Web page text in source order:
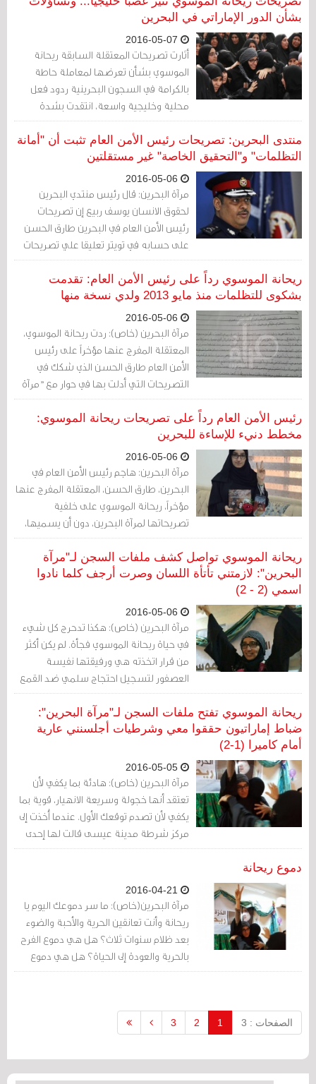
بشأن الدور الإماراتي في البحرين
أثارت تصريحات المعتقلة السابقة ريحانة
الموسوي بشأن تعرضها لمعاملة حاطة
بالكرامة في السجون البحرينية ردود فعل
محلية وخليجية واسعة، انتقدت بشدة
ممارسات أجهزة الأمن، فيما ركزت تعليقات
أخرى على دور ضباط إماراتيين في التحقيق
معها.
منتدى البحرين: تصريحات رئيس الأمن العام تثبت أن "أمانة
التظلمات" و"التحقيق الخاصة" غير مستقلتين
مرآة البحرين: قال رئيس منتدي البحرين
لحقوق الانسان يوسف ربيع إن تصريحات
رئيس الأمن العام في البحرين طارق الحسن
على حسابه في تويتر تعليقا علي تصريحات
المعتقلة ريحانة الموسوي لموقع صحيفة
مرآة البحربن الاكترونية بشأن رفع وحدة
التحقيق الخاصة والأمانة العامة للتظلمات
قضايا للقضاء تكشف مدى عدم استقلالية
هذه المؤسسسات الحقوقية التي أنشئت
بعد تقرير بسيوني.
ريحانة الموسوي رداً على رئيس الأمن العام: تقدمت
بشكوى للتظلمات منذ مايو 2013 ولدي نسخة منها
مرآة البحرين (خاص): ردت ريحانة الموسوي،
المعتقلة المفرج عنها مؤخراً على رئيس
الأمن العام طارق الحسن الذي شكك في
التصريحات التي أدلت بها في حوار مع "مرآة
البحرين"، قائلة إن "ما ذكرته تم تقديمه
كشكوى فعلاً منذ شهر مايو/أيار 2013 إلى
الأمانة العامة للتظلمات، وأنها تمتلك نسخة
من تلك الشكوى".
رئيس الأمن العام رداً على تصريحات ريحانة الموسوي:
مخطط دنيء للإساءة للبحرين
مرآة البحرين: هاجم رئيس الأمن العام في
البحرين، طارق الحسن، المعتقلة المفرج عنها
مؤخراً، ريحانة الموسوي على خلفية
تصريحاتها لمرآة البحرين، دون أن يسميها،
واتهمها بمحاولة الإساءة للبحرين وإثارة
الرأي العام
ريحانة الموسوي تواصل كشف ملفات السجن لـ"مرآة
البحرين": لازمتني تأتأة اللسان وصرت أرجف كلما نادوا
اسمي (2 - 2)
مرآة البحرين (خاص): هكذا تدحرج كل شيء
في حياة ريحانة الموسوي فجأة. لم يكن أكثر
من قرار اتخذته هي ورفيقتها نفيسة
العصفور لتسجيل احتجاج سلمي ضد القمع
الدموي في البحرين أمام جمهور الفورمولا 1. لم
يكن أكثر من هذا.
ريحانة الموسوي تفتح ملفات السجن لـ"مرآة البحرين":
ضباط إماراتيون حققوا معي وشرطيات أجلسنني عارية
أمام كاميرا (1-2)
مرآة البحرين (خاص): هادئة بما يكفي لأن
تعتقد أنها خجولة وسريعة الانهيار، قوية بما
يكفي لأن تصدم توقعك الأول. عندما أُخذت إلى
مركز شرطة مدينة عيسى قالت لها إحدى
الشرطيات: "كنا نسمع اسمك وتهمتك
ضخم وصوت عالٍ، وعندما دخلوا بك لم نصدّق
أن هذه أنت".
دموع ريحانة
مرآة البحرين(خاص): ما سر دموعك اليوم يا
ريحانة وأنت تعانقين الحرية والأحبة والضوء
بعد ظلام سنوات ثلاث؟ هل هي دموع الفرح
بالحرية والعودة إلى الحياة؟ هل هي دموع
السعادة باحتفاء الناس واحتضانهم لك
الصفحات : 3 1
2
3